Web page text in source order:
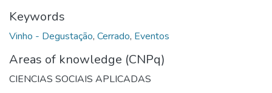
Keywords
Vinho - Degustação, Cerrado, Eventos
Areas of knowledge (CNPq)
CIENCIAS SOCIAIS APLICADAS